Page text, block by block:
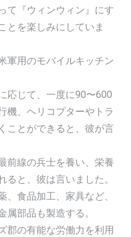
て『ウィンウィン』にす
とを楽しみにしていま
軍用のモバイルキッチン
応じて、一度に90〜600
機、ヘリコプターやトラ
ことができると、彼が言
前線の兵士を養い、栄養
ると、彼は言いました。
、食品加工、家具など、
属部品も製造する。
郡の有能な労働力を利用